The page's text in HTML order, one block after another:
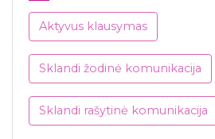
Aktyvus klausymas
Sklandi žodinė komunikacija
Sklandi rašytinė komunikacija